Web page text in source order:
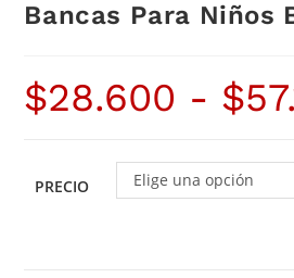
Bancas Para Niños
$28.600 - $
PRECIO Elige una opción